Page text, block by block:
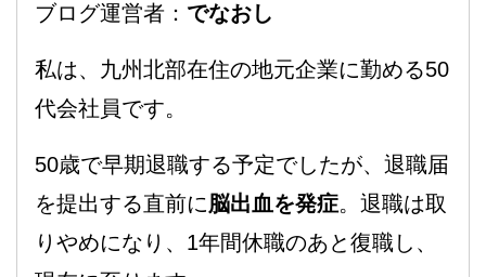
ブログ運営者： でなおし
私は、九州北部在住の地元企業に勤める50
代会社員です。
50歳で早期退職する予定でしたが、退職届
を提出する直前に脳出血を発症。退職は取
りやめになり、1年間休職のあと復職し、